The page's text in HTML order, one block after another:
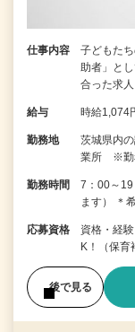
仕事内容
子どもた
助者」と
合った求
給与 時給1,074
勤務地
茨城県内
業所 ※勤
勤務時間
7：00～19
ます） ＊
応募資格
資格・経
K！（保
後で見る